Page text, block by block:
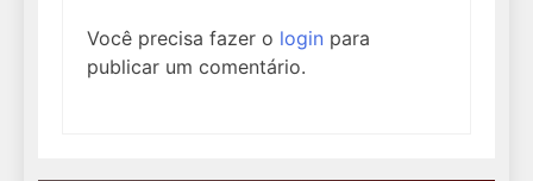
Você precisa fazer o login para
publicar um comentário.